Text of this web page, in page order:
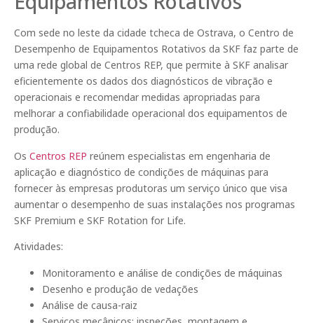
Com sede no leste da cidade tcheca de Ostrava, o Centro de
Desempenho de Equipamentos Rotativos da SKF faz parte de
uma rede global de Centros REP, que permite à SKF analisar
eficientemente os dados dos diagnósticos de vibração e
operacionais e recomendar medidas apropriadas para
melhorar a confiabilidade operacional dos equipamentos de
produção.
Os Centros REP reúnem especialistas em engenharia de
aplicação e diagnóstico de condições de máquinas para
fornecer às empresas produtoras um serviço único que visa
aumentar o desempenho de suas instalações nos programas
SKF Premium e SKF Rotation for Life.
Atividades:
Monitoramento e análise de condições de máquinas
Desenho e produção de vedações
Análise de causa-raiz